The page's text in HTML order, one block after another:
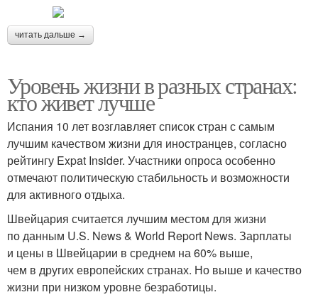
читать дальше →
Уровень жизни в разных странах:
кто живет лучше
Испания 10 лет возглавляет список стран с самым
лучшим качеством жизни для иностранцев, согласно
рейтингу Expat Insider. Участники опроса особенно
отмечают политическую стабильность и возможности
для активного отдыха.
Швейцария считается лучшим местом для жизни
по данным U.S. News & World Report News. Зарплаты
и цены в Швейцарии в среднем на 60% выше,
чем в других европейских странах. Но выше и качество
жизни при низком уровне безработицы.